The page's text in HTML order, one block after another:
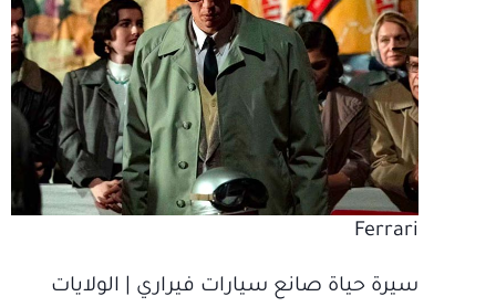
Ferrari
سيرة حياة صانع سيارات فيراري | الولايات